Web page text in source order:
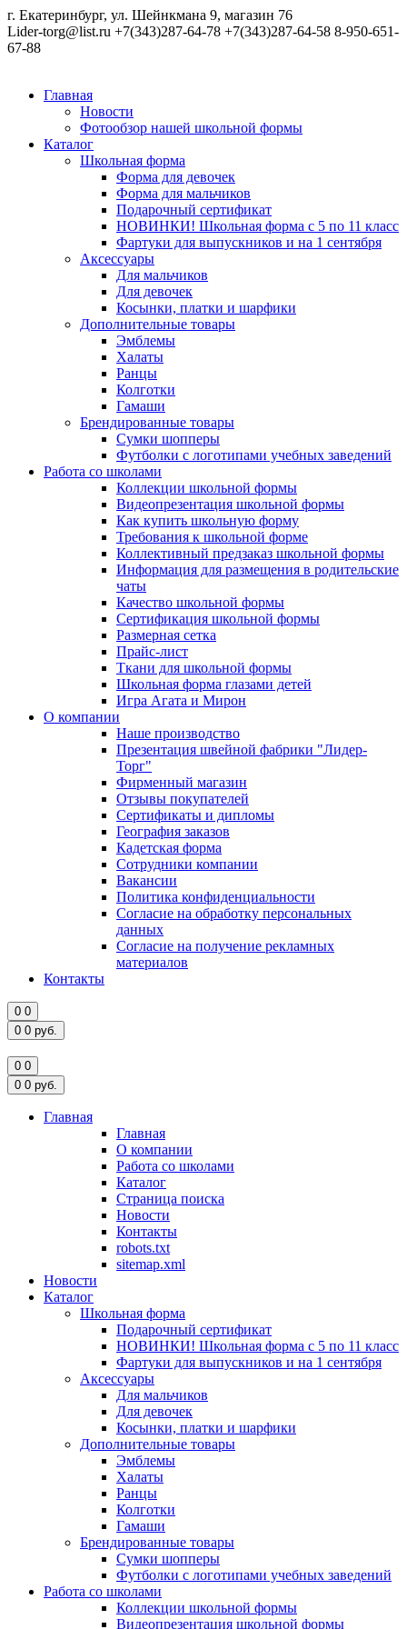
г. Екатеринбург, ул. Шейнкмана 9, магазин 76
Lider-torg@list.ru +7(343)287-64-78 +7(343)287-64-58 8-950-651-
67-88
Главная
Новости
Фотообзор нашей школьной формы
Каталог
Школьная форма
Форма для девочек
Форма для мальчиков
Подарочный сертификат
НОВИНКИ! Школьная форма с 5 по 11 класс
Фартуки для выпускников и на 1 сентября
Аксессуары
Для мальчиков
Для девочек
Косынки, платки и шарфики
Дополнительные товары
Эмблемы
Халаты
Ранцы
Колготки
Гамаши
Брендированные товары
Сумки шопперы
Футболки с логотипами учебных заведений
Работа со школами
Коллекции школьной формы
Видеопрезентация школьной формы
Как купить школьную форму
Требования к школьной форме
Коллективный предзаказ школьной формы
Информация для размещения в родительские
чаты
Качество школьной формы
Сертификация школьной формы
Размерная сетка
Прайс-лист
Ткани для школьной формы
Школьная форма глазами детей
Игра Агата и Мирон
О компании
Наше производство
Презентация швейной фабрики "Лидер-
Торг"
Фирменный магазин
Отзывы покупателей
Сертификаты и дипломы
География заказов
Кадетская форма
Сотрудники компании
Вакансии
Политика конфиденциальности
Согласие на обработку персональных
данных
Согласие на получение рекламных
материалов
Контакты
0 0
0 0 руб.
0 0
0 0 руб.
Главная
Главная
О компании
Работа со школами
Каталог
Страница поиска
Новости
Контакты
robots.txt
sitemap.xml
Новости
Каталог
Школьная форма
Подарочный сертификат
НОВИНКИ! Школьная форма с 5 по 11 класс
Фартуки для выпускников и на 1 сентября
Аксессуары
Для мальчиков
Для девочек
Косынки, платки и шарфики
Дополнительные товары
Эмблемы
Халаты
Ранцы
Колготки
Гамаши
Брендированные товары
Сумки шопперы
Футболки с логотипами учебных заведений
Работа со школами
Коллекции школьной формы
Видеопрезентация школьной формы